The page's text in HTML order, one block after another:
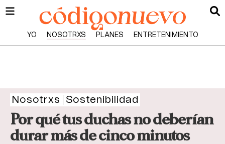
YO NOSOTRXS PLANES ENTRETENIMIENTO
Nosotrxs Sostenibilidad
Por qué tus duchas no deberían
durar más de cinco minutos